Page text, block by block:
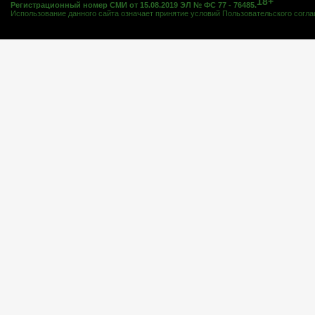
Регистрационный номер СМИ от 15.08.2019 ЭЛ № ФС 77 - 76485.
Использование данного сайта означает принятие условий Пользовательского